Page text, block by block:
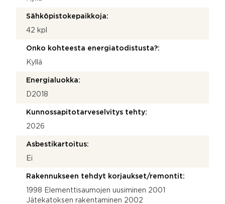
Sähköpistokepaikkoja:
42 kpl
Onko kohteesta energiatodistusta?:
Kyllä
Energialuokka:
D2018
Kunnossapitotarveselvitys tehty:
2026
Asbestikartoitus:
Ei
Rakennukseen tehdyt korjaukset/remontit:
1998 Elementtisaumojen uusiminen 2001
Jätekatoksen rakentaminen 2002